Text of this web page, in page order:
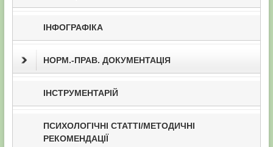
ІНФОГРАФІКА
НОРМ.-ПРАВ. ДОКУМЕНТАЦІЯ
ІНСТРУМЕНТАРІЙ
ПСИХОЛОГІЧНІ СТАТТІ/МЕТОДИЧНІ
РЕКОМЕНДАЦІЇ